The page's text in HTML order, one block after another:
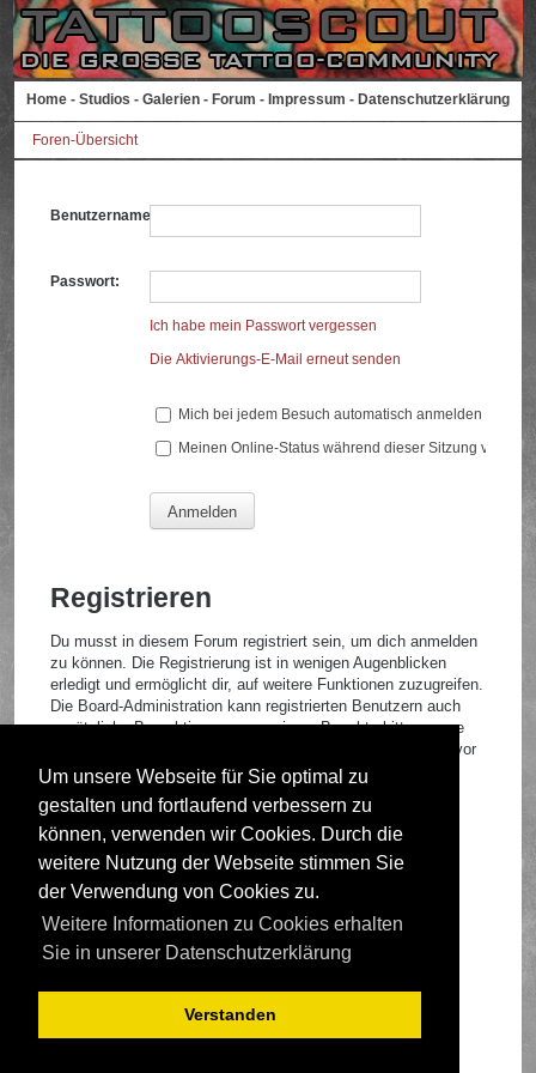
Um unsere Webseite für Sie optimal zu
gestalten und fortlaufend verbessern zu
können, verwenden wir Cookies. Durch die
weitere Nutzung der Webseite stimmen Sie
der Verwendung von Cookies zu.
Weitere Informationen zu Cookies erhalten
Sie in unserer Datenschutzerklärung
Verstanden
Home - Studios - Galerien - Forum - Impressum - Datenschutzerklärung
Foren-Übersicht
Benutzername:
Passwort:
Ich habe mein Passwort vergessen
Die Aktivierungs-E-Mail erneut senden
Mich bei jedem Besuch automatisch anmelden
Meinen Online-Status während dieser Sitzung
Registrieren
Du musst in diesem Forum registriert sein, um dich anmelden
zu können. Die Registrierung ist in wenigen Augenblicken
erledigt und ermöglicht dir, auf weitere Funktionen zuzugreifen.
Die Board-Administration kann registrierten Benutzern auch
zusätzliche Berechtigungen zuweisen. Beachte bitte unsere
Nutzungsbedingungen und die verwandten Regelungen, bevor
du dich registrierst. Bitte beachte auch die jeweiligen
Forenregeln, wenn du dich in diesem Board bewegst.
Nutzungsbedingungen|Datenschutzrichtlinie
Registrieren
Foren-Übersicht
Deutsche Übersetzung durchphpBB.de